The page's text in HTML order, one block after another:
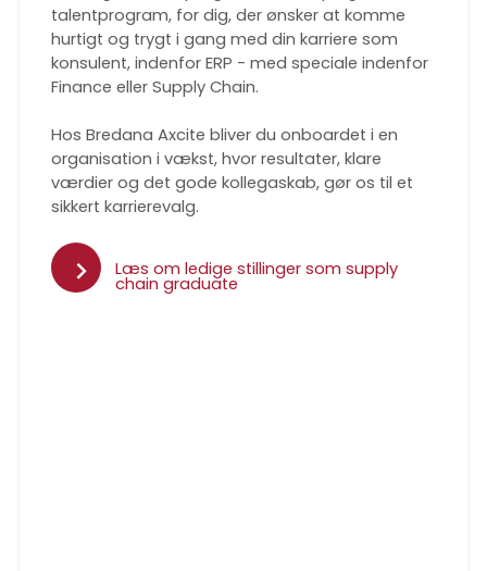
talentprogram, for dig, der ønsker at komme
hurtigt og trygt i gang med din karriere som
konsulent, indenfor ERP - med speciale indenfor
Finance eller Supply Chain.
Hos Bredana Axcite bliver du onboardet i en
organisation i vækst, hvor resultater, klare
værdier og det gode kollegaskab, gør os til et
sikkert karrierevalg.
Læs om ledige stillinger som supply
chain graduate